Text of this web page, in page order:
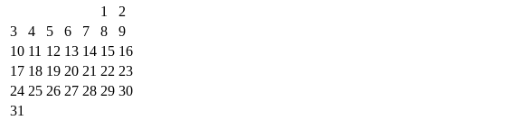
1
2
3
4 5 6 7 8
9
10 11 12 13 14 15 16
17 18 19 20 21 22 23
24 25 26 27 28 29 30
31